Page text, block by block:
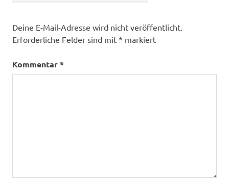
Deine E-Mail-Adresse wird nicht veröffentlicht.
Erforderliche Felder sind mit * markiert
Kommentar*